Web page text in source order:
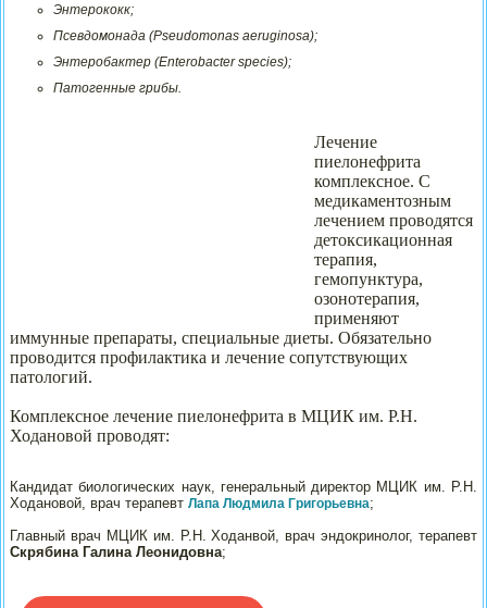
Энтерококк;
Псевдомонада (Pseudomonas aeruginosa);
Энтеробактер (Enterobacter species);
Патогенные грибы.
Лечение
пиелонефрита
комплексное. С
медикаментозным
лечением проводятся
детоксикационная
терапия,
гемопунктура,
озонотерапия,
применяют
иммунные препараты, специальные диеты. Обязательно
проводится профилактика и лечение сопутствующих
патологий.
Комплексное лечение пиелонефрита в МЦИК им. Р.Н.
Ходановой проводят:
Кандидат биологических наук, генеральный директор МЦИК им. Р.Н.
Ходановой, врач терапевт Лапа Людмила Григорьевна;
Главный врач МЦИК им. Р.Н. Ходанвой, врач эндокринолог, терапевт
Скрябина Галина Леонидовна;